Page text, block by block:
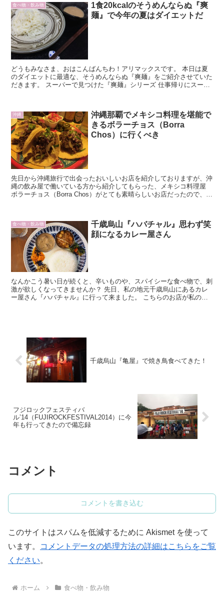
食べ物・飲み物
1食20kcalのそうめんならぬ『爽
麺』で今年の夏はダイエットだ
どうもみなさま、おはこんばんちわ！アリマックスです。 本日は夏
のダイエットに最適な、そうめんならぬ『爽麺』をご紹介させていた
だきます。 スーパーで見つけた『爽麺』シリーズ 仕事帰りにスーパ
沖縄
沖縄那覇でメキシコ料理を堪能で
きるボラーチョス（Borra
Chos）に行くべき
先日から沖縄旅行で出会ったおいしいお店を紹介しておりますが、沖
縄の飲み屋で働いている方から紹介してもらった、メキシコ料理屋
ボラーチョス（Borra Chos）がとても素晴らしいお店だったので、ご
食べ物・飲み物
千歳烏山『ハバチャル』思わず笑
顔になるカレー屋さん
なんかこう暑い日が続くと、辛いものや、スパイシーな食べ物で、刺
激が欲しくなってきませんか？ 先日、私の地元千歳烏山にあるカレ
ー屋さん『ハバチャル』に行って来ました。 こちらのお店が私の飲
千歳烏山『亀屋』で焼き鳥食べてきた！
フジロックフェスティバ
ル’14（FUJIROCKFESTIVAL2014）に今
年も行ってきたので備忘録
コメント
コメントを書き込む
このサイトはスパムを低減するために Akismet を使って
います。
コメントデータの処理方法の詳細はこちらをご覧
ください。
ホーム 食べ物・飲み物